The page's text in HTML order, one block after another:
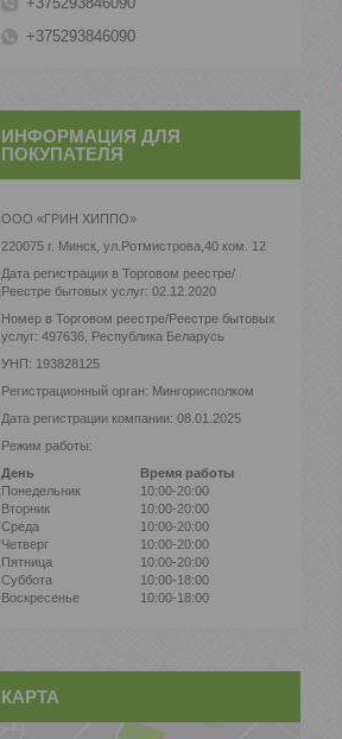
+375293846090
ИНФОРМАЦИЯ ДЛЯ
ПОКУПАТЕЛЯ
ООО «ГРИН ХИППО»
220075 г. Минск, ул.Ротмистрова,40 ком. 12
Дата регистрации в Торговом реестре/
Реестре бытовых услуг: 02.12.2020
Номер в Торговом реестре/Реестре бытовых
услуг: 497636, Республика Беларусь
УНП: 193828125
Регистрационный орган: Мингорисполком
Дата регистрации компании: 08.01.2025
Режим работы:
День
Время работы
Понедельник
10:00-20:00
Вторник
10:00-20:00
Среда
10:00-20:00
Четверг
10:00-20:00
Пятница
10:00-20:00
Суббота
10:00-18:00
Воскресенье
10:00-18:00
КАРТА